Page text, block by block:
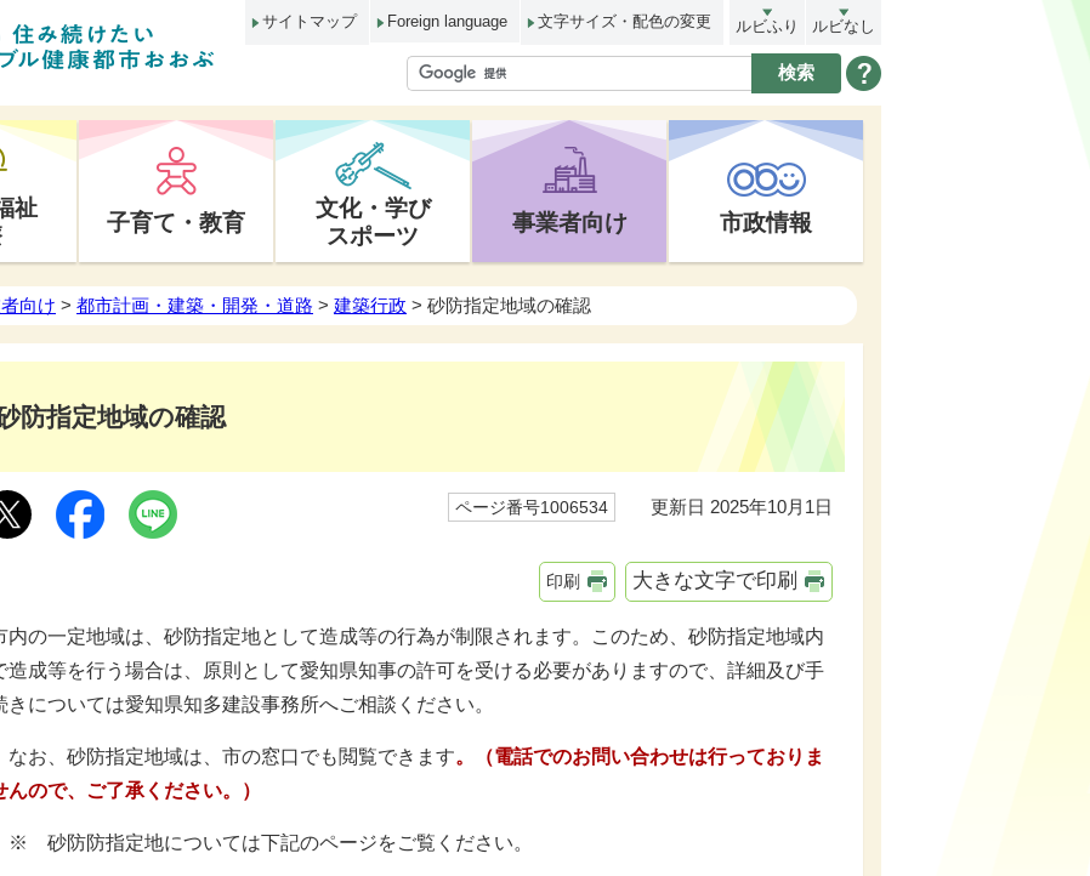
サイトマップ Foreign language 文字サイズ・配色の変更 ルビふり ルビなし
祉
子育て・教育
文化・学び
スポーツ
事業者向け 市政情報
向け > 都市計画・建築・開発・道路 > 建築行政 > 砂防指定地域の確認
防指定地域の確認
ページ番号1006534 更新日 2025年10月1日
印刷 大きな文字で印刷
内の一定地域は、砂防指定地として造成等の行為が制限されます。このため、砂防指定地域内
造成等を行う場合は、原則として愛知県知事の許可を受ける必要がありますので、詳細及び手
きについては愛知県知多建設事務所へご相談ください。
なお、砂防指定地域は、市の窓口でも閲覧できます。（電話でのお問い合わせは行っておりま
んので、ご了承ください。）
※ 砂防防指定地については下記のページをご覧ください。